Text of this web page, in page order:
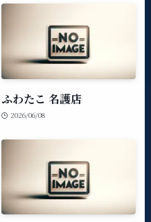
ふわたこ 名護店
2026/06/08